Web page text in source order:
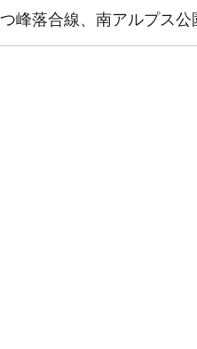
峰落合線、南アルプス